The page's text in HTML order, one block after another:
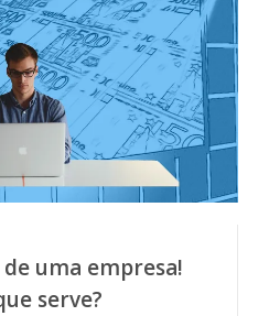
uma empresa!
serve?